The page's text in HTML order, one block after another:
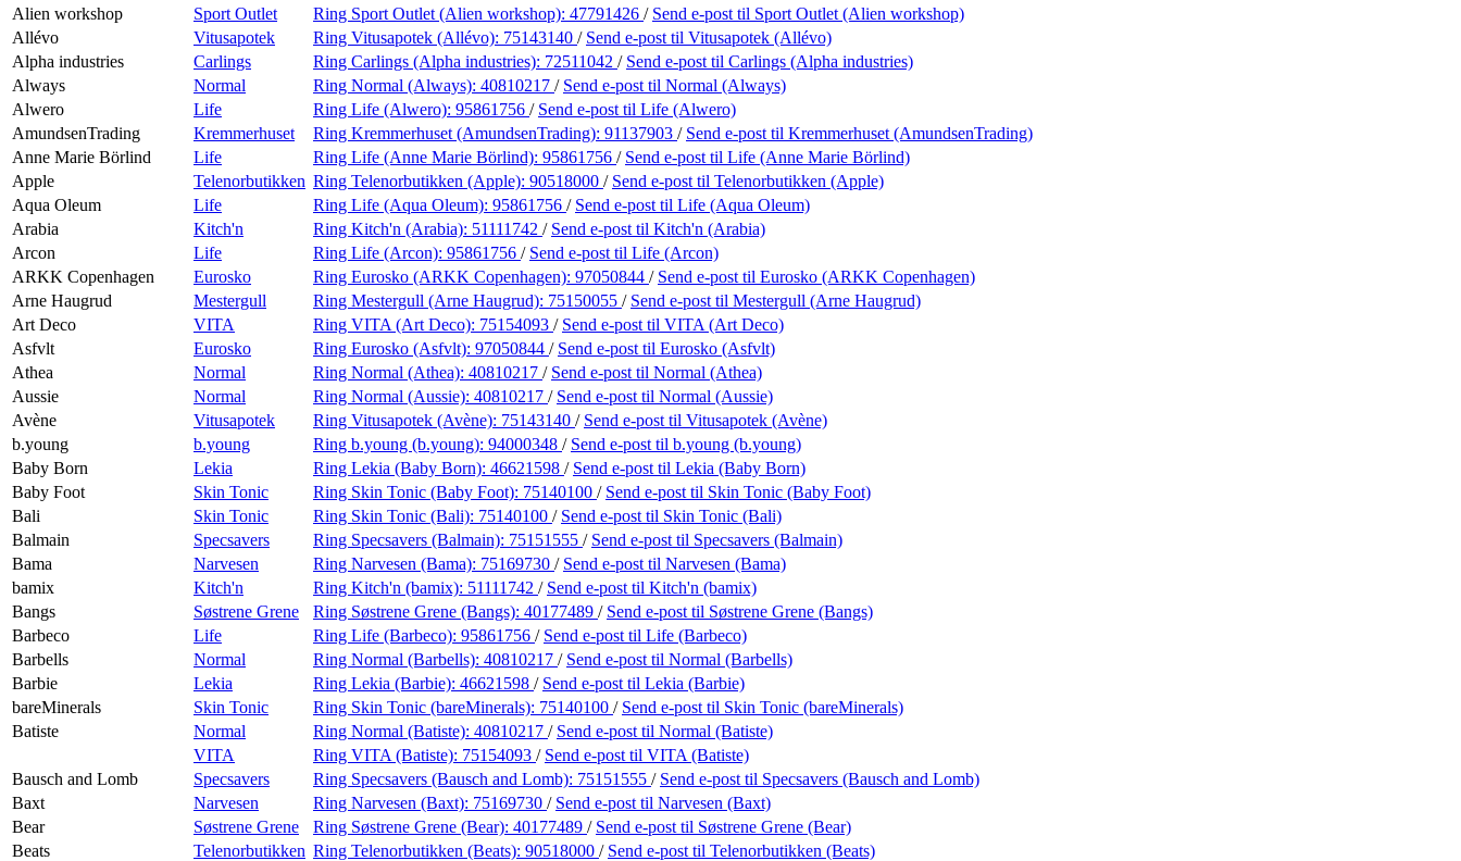
Alien workshop
Sport Outlet Ring Sport Outlet (Alien workshop): 47791426 / Send e-post til Sport Outlet (Alien workshop)
Allévo
Vitusapotek Ring Vitusapotek (Allévo): 75143140 / Send e-post til Vitusapotek (Allévo)
Alpha industries
Carlings Ring Carlings (Alpha industries): 72511042 / Send e-post til Carlings (Alpha industries)
Always
Normal Ring Normal (Always): 40810217 / Send e-post til Normal (Always)
Alwero
Life Ring Life (Alwero): 95861756 / Send e-post til Life (Alwero)
AmundsenTrading
Kremmerhuset Ring Kremmerhuset (AmundsenTrading): 91137903 / Send e-post til Kremmerhuset (AmundsenTrading)
Anne Marie Börlind
Life Ring Life (Anne Marie Börlind): 95861756 / Send e-post til Life (Anne Marie Börlind)
Apple
Telenorbutikken Ring Telenorbutikken (Apple): 90518000 / Send e-post til Telenorbutikken (Apple)
Aqua Oleum
Life Ring Life (Aqua Oleum): 95861756 / Send e-post til Life (Aqua Oleum)
Arabia
Kitch'n Ring Kitch'n (Arabia): 51111742 / Send e-post til Kitch'n (Arabia)
Arcon
Life Ring Life (Arcon): 95861756 / Send e-post til Life (Arcon)
ARKK Copenhagen
Eurosko Ring Eurosko (ARKK Copenhagen): 97050844 / Send e-post til Eurosko (ARKK Copenhagen)
Arne Haugrud
Mestergull Ring Mestergull (Arne Haugrud): 75150055 / Send e-post til Mestergull (Arne Haugrud)
Art Deco
VITA Ring VITA (Art Deco): 75154093 / Send e-post til VITA (Art Deco)
Asfvlt
Eurosko Ring Eurosko (Asfvlt): 97050844 / Send e-post til Eurosko (Asfvlt)
Athea
Normal Ring Normal (Athea): 40810217 / Send e-post til Normal (Athea)
Aussie
Normal Ring Normal (Aussie): 40810217 / Send e-post til Normal (Aussie)
Avène
Vitusapotek Ring Vitusapotek (Avène): 75143140 / Send e-post til Vitusapotek (Avène)
b.young
b.young Ring b.young (b.young): 94000348 / Send e-post til b.young (b.young)
Baby Born
Lekia Ring Lekia (Baby Born): 46621598 / Send e-post til Lekia (Baby Born)
Baby Foot
Skin Tonic Ring Skin Tonic (Baby Foot): 75140100 / Send e-post til Skin Tonic (Baby Foot)
Bali
Skin Tonic Ring Skin Tonic (Bali): 75140100 / Send e-post til Skin Tonic (Bali)
Balmain
Specsavers Ring Specsavers (Balmain): 75151555 / Send e-post til Specsavers (Balmain)
Bama
Narvesen Ring Narvesen (Bama): 75169730 / Send e-post til Narvesen (Bama)
bamix
Kitch'n Ring Kitch'n (bamix): 51111742 / Send e-post til Kitch'n (bamix)
Bangs
Søstrene Grene Ring Søstrene Grene (Bangs): 40177489 / Send e-post til Søstrene Grene (Bangs)
Barbeco
Life Ring Life (Barbeco): 95861756 / Send e-post til Life (Barbeco)
Barbells
Normal Ring Normal (Barbells): 40810217 / Send e-post til Normal (Barbells)
Barbie
Lekia Ring Lekia (Barbie): 46621598 / Send e-post til Lekia (Barbie)
bareMinerals
Skin Tonic Ring Skin Tonic (bareMinerals): 75140100 / Send e-post til Skin Tonic (bareMinerals)
Batiste
Normal Ring Normal (Batiste): 40810217 / Send e-post til Normal (Batiste)
VITA
Ring VITA (Batiste): 75154093 / Send e-post til VITA (Batiste)
Bausch and Lomb
Specsavers Ring Specsavers (Bausch and Lomb): 75151555 / Send e-post til Specsavers (Bausch and Lomb)
Baxt
Narvesen Ring Narvesen (Baxt): 75169730 / Send e-post til Narvesen (Baxt)
Bear
Søstrene Grene Ring Søstrene Grene (Bear): 40177489 / Send e-post til Søstrene Grene (Bear)
Beats
Telenorbutikken Ring Telenorbutikken (Beats): 90518000 / Send e-post til Telenorbutikken (Beats)